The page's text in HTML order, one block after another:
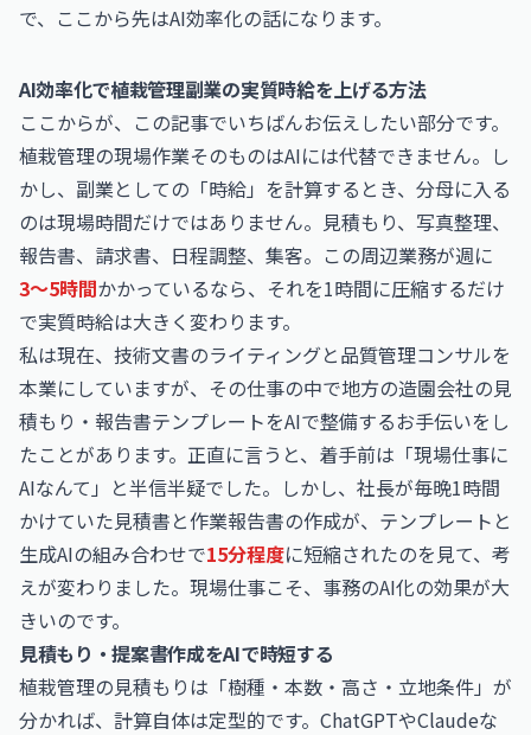
で、ここから先はAI効率化の話になります。
AI効率化で植栽管理副業の実質時給を上げる方法
ここからが、この記事でいちばんお伝えしたい部分です。
植栽管理の現場作業そのものはAIには代替できません。し
かし、副業としての「時給」を計算するとき、分母に入る
のは現場時間だけではありません。見積もり、写真整理、
報告書、請求書、日程調整、集客。この周辺業務が週に
3〜5時間かかっているなら、それを1時間に圧縮するだけ
で実質時給は大きく変わります。
私は現在、技術文書のライティングと品質管理コンサルを
本業にしていますが、その仕事の中で地方の造園会社の見
積もり・報告書テンプレートをAIで整備するお手伝いをし
たことがあります。正直に言うと、着手前は「現場仕事に
AIなんて」と半信半疑でした。しかし、社長が毎晩1時間
かけていた見積書と作業報告書の作成が、テンプレートと
生成AIの組み合わせで15分程度に短縮されたのを見て、考
えが変わりました。現場仕事こそ、事務のAI化の効果が大
きいのです。
見積もり・提案書作成をAIで時短する
植栽管理の見積もりは「樹種・本数・高さ・立地条件」が
分かれば、計算自体は定型的です。ChatGPTやClaudeな